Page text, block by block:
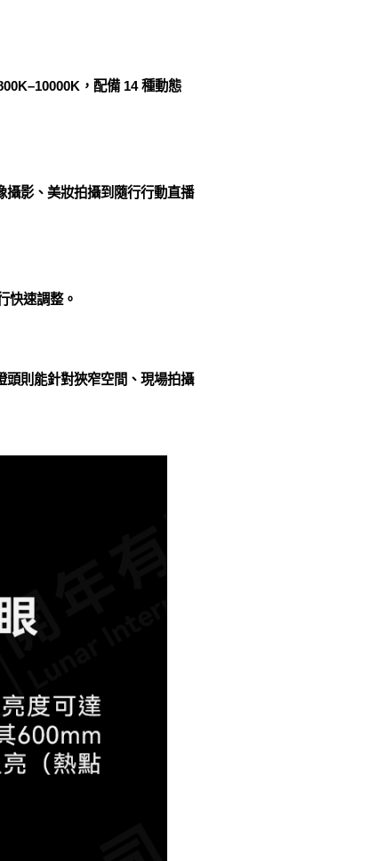
，配備 14 種動態
攝影、美妝拍攝到隨行行動直播
快速調整。
頭則能針對狹窄空間、現場拍攝